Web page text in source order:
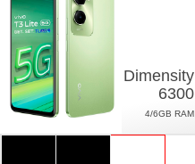
Dimensity
6300
4/6GB RAM